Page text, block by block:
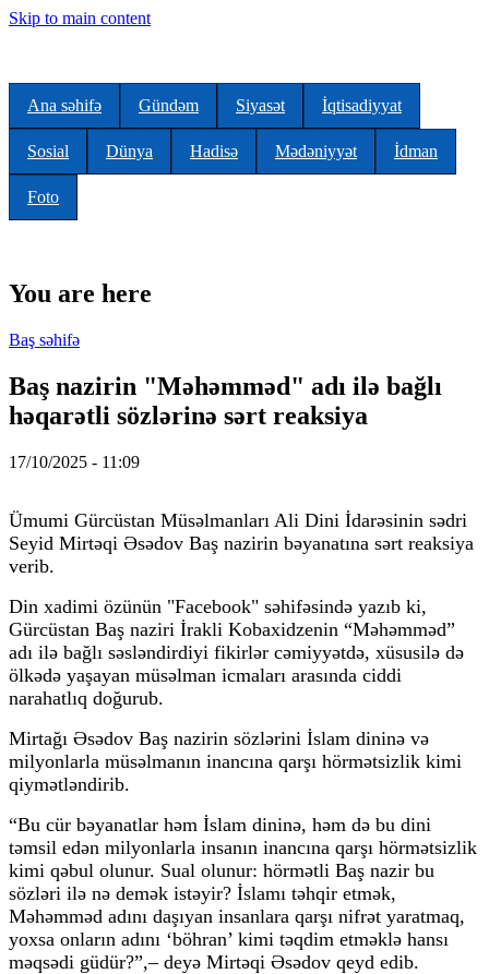
Skip to main content
Ana səhifə Gündəm Siyasət İqtisadiyyat
Sosial Dünya Hadisə Mədəniyyət İdman
Foto
You are here
Baş səhifə
Baş nazirin "Məhəmməd" adı ilə bağlı
həqarətli sözlərinə sərt reaksiya
17/10/2025 - 11:09
Ümumi Gürcüstan Müsəlmanları Ali Dini İdarəsinin sədri
Seyid Mirtəqi Əsədov Baş nazirin bəyanatına sərt reaksiya
verib.
Din xadimi özünün "Facebook" səhifəsində yazıb ki,
Gürcüstan Baş naziri İrakli Kobaxidzenin “Məhəmməd”
adı ilə bağlı səsləndirdiyi fikirlər cəmiyyətdə, xüsusilə də
ölkədə yaşayan müsəlman icmaları arasında ciddi
narahatlıq doğurub.
Mirtağı Əsədov Baş nazirin sözlərini İslam dininə və
milyonlarla müsəlmanın inancına qarşı hörmətsizlik kimi
qiymətləndirib.
“Bu cür bəyanatlar həm İslam dininə, həm də bu dini
təmsil edən milyonlarla insanın inancına qarşı hörmətsizlik
kimi qəbul olunur. Sual olunur: hörmətli Baş nazir bu
sözləri ilə nə demək istəyir? İslamı təhqir etmək,
Məhəmməd adını daşıyan insanlara qarşı nifrət yaratmaq,
yoxsa onların adını ‘böhran’ kimi təqdim etməklə hansı
məqsədi güdür?”,– deyə Mirtəqi Əsədov qeyd edib.